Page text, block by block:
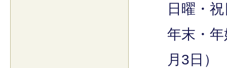
日曜・
年末・
月3日）